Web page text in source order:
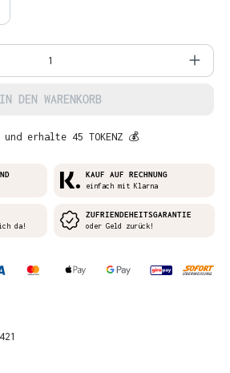
Gib den gewünschten
IN DEN WARENKORB
erhalte 45 TOKENZ 💰
KAUF AUF RECHNUNG
einfach mit Klarna
da!
ZUFRIENDEHEITSGARANTIE
oder Geld zurück!